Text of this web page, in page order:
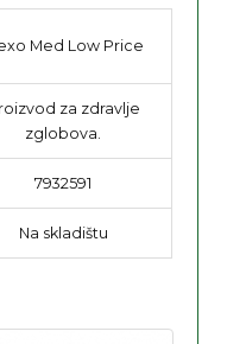
Med Low Price
za zdravlje
zglobova.
7932591
Na skladištu